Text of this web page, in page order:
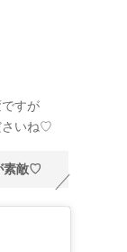
すが
さいね♡
素敵♡